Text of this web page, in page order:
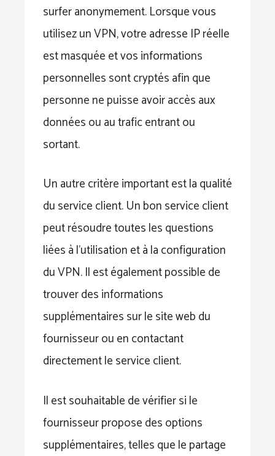
surfer anonymement. Lorsque vous
utilisez un VPN, votre adresse IP réelle
est masquée et vos informations
personnelles sont cryptés afin que
personne ne puisse avoir accès aux
données ou au trafic entrant ou
sortant.
Un autre critère important est la qualité
du service client. Un bon service client
peut résoudre toutes les questions
liées à l’utilisation et à la configuration
du VPN. Il est également possible de
trouver des informations
supplémentaires sur le site web du
fournisseur ou en contactant
directement le service client.
Il est souhaitable de vérifier si le
fournisseur propose des options
supplémentaires, telles que le partage